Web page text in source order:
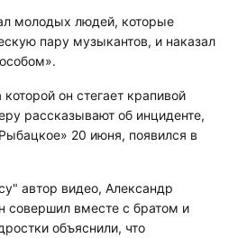
молодых людей, которые
пару музыкантов, и наказал
он стегает крапивой
рассказывают об инциденте,
20 июня, появился в
автор видео, Александр
совершил вместе с братом и
объяснили, что